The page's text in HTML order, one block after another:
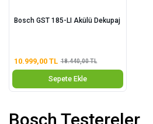
Bosch GST 185-LI Akülü Dekupaj
10.999,00 TL 18.440,00 TL
Sepete Ekle
Bosch Testereler